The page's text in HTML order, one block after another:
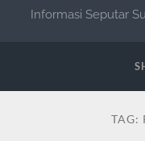
Informasi Seputar
TAG: